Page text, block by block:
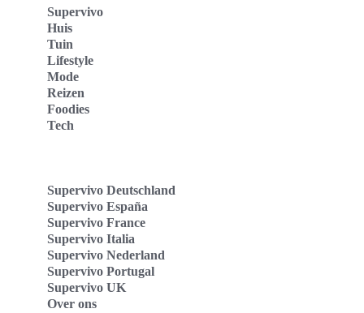
Supervivo
Huis
Tuin
Lifestyle
Mode
Reizen
Foodies
Tech
Supervivo Deutschland
Supervivo España
Supervivo France
Supervivo Italia
Supervivo Nederland
Supervivo Portugal
Supervivo UK
Over ons